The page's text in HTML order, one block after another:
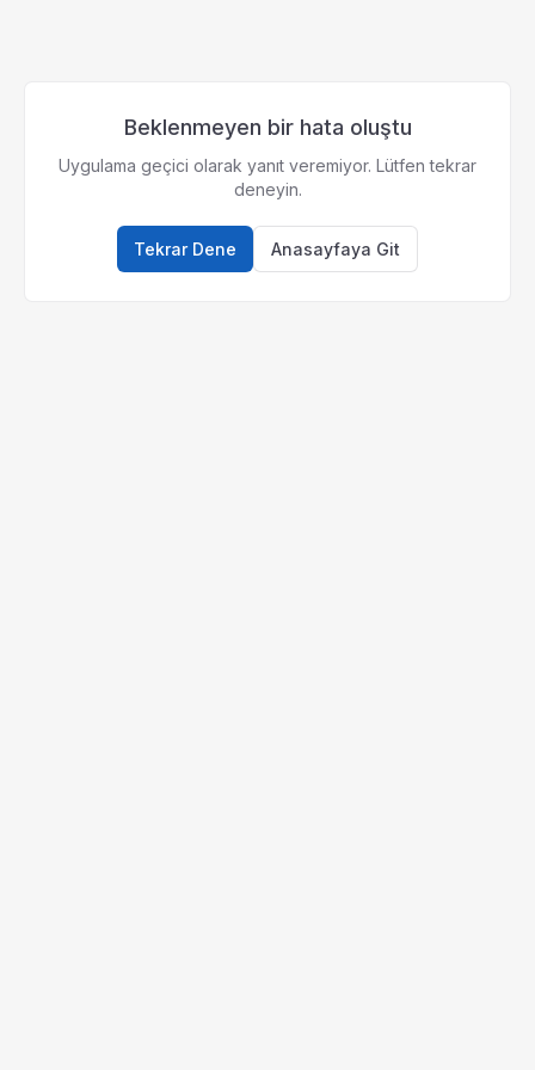
Beklenmeyen bir hata oluştu
Uygulama geçici olarak yanıt veremiyor. Lütfen tekrar
deneyin.
Tekrar Dene Anasayfaya Git